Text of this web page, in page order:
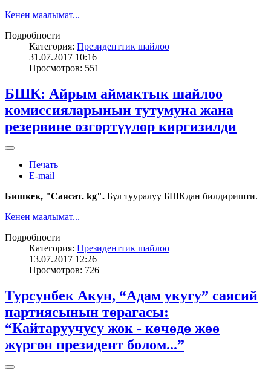
Кенен маалымат...
Подробности
Категория: Президенттик шайлоо
31.07.2017 10:16
Просмотров: 551
БШК: Айрым аймактык шайлоо
комиссияларынын тутумуна жана
резервине өзгөртүүлөр киргизилди
Печать
E-mail
Бишкек, "Саясат. kg". Бул тууралуу БШКдан билдиришти.
Кенен маалымат...
Подробности
Категория: Президенттик шайлоо
13.07.2017 12:26
Просмотров: 726
Турсунбек Акун, “Адам укугу” саясий
партиясынын төрагасы:
“Кайтаруучусу жок - көчөдө жөө
жүргөн президент болом...”